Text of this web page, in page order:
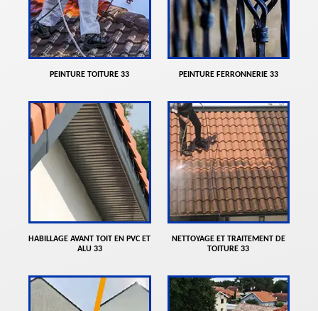
PEINTURE TOITURE 33 PEINTURE FERRONNERIE 33
HABILLAGE AVANT TOIT EN PVC ET
ALU 33
NETTOYAGE ET TRAITEMENT DE
TOITURE 33